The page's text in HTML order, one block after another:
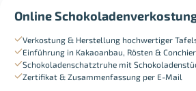
Online
Verkostung & Herstellung hochwertiger
Einführung in Kakaoanbau, Rösten &
Schokoladenschatztruhe mit
Zertifikat & Zusammenfassung per E-Mail